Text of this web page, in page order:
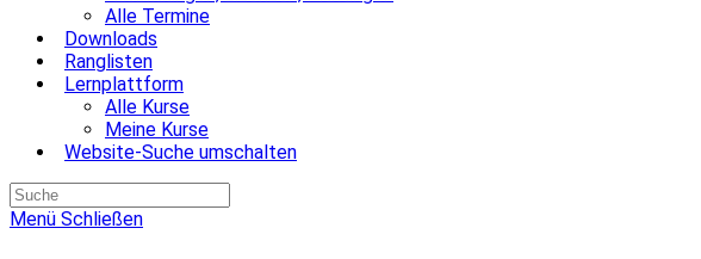
Alle Termine
Downloads
Ranglisten
Lernplattform
Alle Kurse
Meine Kurse
Website-Suche umschalten
Menü Schließen